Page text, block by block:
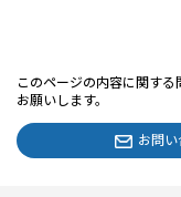
このページの内容に関す
お願いします。
お問